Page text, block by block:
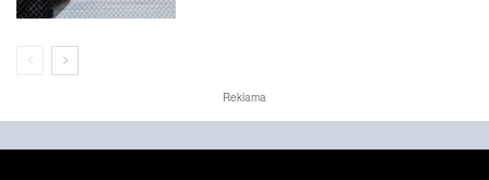
Reklama